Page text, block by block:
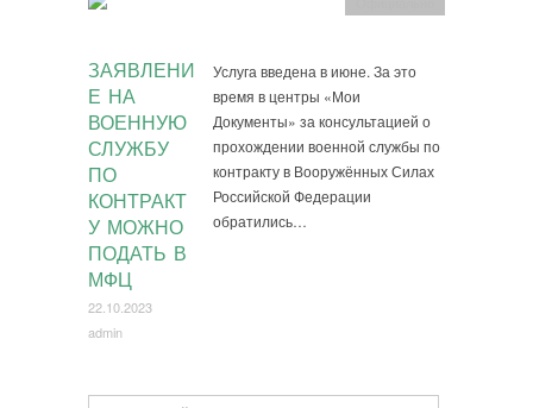
ЗАЯВЛЕНИ
Е НА
ВОЕННУЮ
СЛУЖБУ
ПО
КОНТРАКТ
У МОЖНО
ПОДАТЬ В
МФЦ
22.10.2023
admin
Услуга введена в июне. За это
время в центры «Мои
Документы» за консультацией о
прохождении военной службы по
контракту в Вооружённых Силах
Российской Федерации
обратились…